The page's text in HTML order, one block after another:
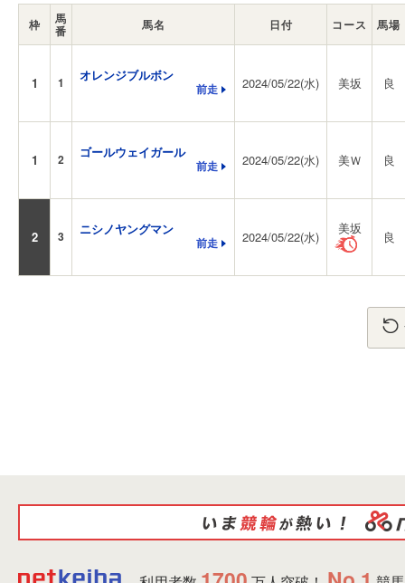
枠 馬
番 馬名 日付 コース 馬場
1 1 オレンジブルボン
前走 2024/05/22(水) 美坂 良
1 2 ゴールウェイガール
前走 2024/05/22(水) 美Ｗ 良
2 3 ニシノヤングマン
前走 2024/05/22(水)
美坂
良